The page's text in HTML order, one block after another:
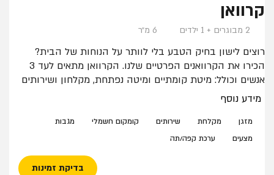
קרוואן
2 מבוגרים + 1 ילדים 6 מ״ר
רוצים לישון בחיק הטבע בלי לוותר על הנוחות של הבית?
הכירו את הקרוואנים הפרטיים שלנו. הקרוואן מתאים לעד 3
אנשים וכולל: מיטת קומתיים ומיטה נפתחת, מקלחון ושירותים
פרטיים, קומקום ופינת קפה.
לאזור הקרוואנים פינת ישיבה משותפת עם ספסלי עץ
ונדנדות.
מידע נוסף
מזגן מקלחת שירותים קומקום חשמלי
מגבות
מצעים
ערכת קפה/תה
בדיקת זמינות